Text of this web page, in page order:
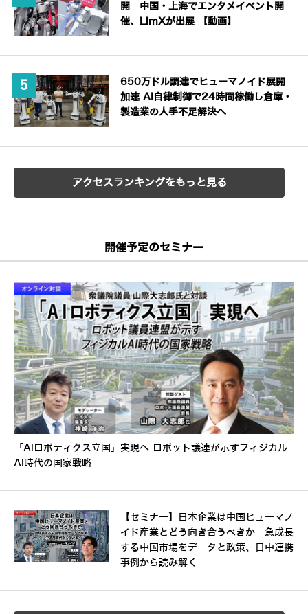
開 中国・上海でエンタメイベント開
催、LimXが出展 【動画】
650万ドル調達でヒューマノイド展開
加速 AI自律制御で24時間稼働し倉庫・
製造業の人手不足解決へ
アクセスランキングをもっと見る
開催予定のセミナー
「AIロボティクス立国」実現へ ロボット議連が示すフィジカル
AI時代の国家戦略
【セミナー】日本企業は中国ヒューマノ
イド産業とどう向き合うべきか 急成長
する中国市場をデータと政策、日中連携
事例から読み解く